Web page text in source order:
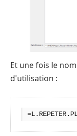
Et une fois le
d'utilisation :